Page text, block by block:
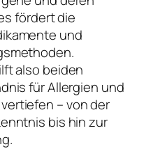
fördert die
und
also beiden
für Allergien und
– von der
bis hin zur